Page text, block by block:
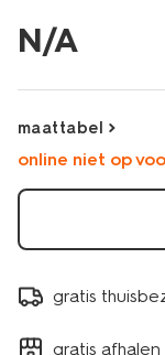
colberts/damesjas-
jina-
gebroken-
N/A
maattabel
online niet op
gratis
gratis afhalen